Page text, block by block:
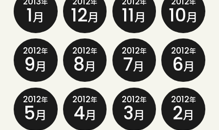
1月 12月 11月 10月
2012年
9月
2012年
8月
2012年
7月
2012年
6月
2012年
5月
2012年
4月
2012年
3月
2012年
2月